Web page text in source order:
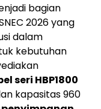
bagian
2026 yang
dalam
kebutuhan
seri HBP1800
kapasitas 960